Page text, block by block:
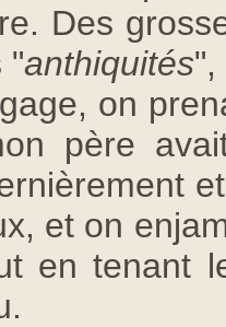
Des
"anthiquités",
on
père
et on
en tenant